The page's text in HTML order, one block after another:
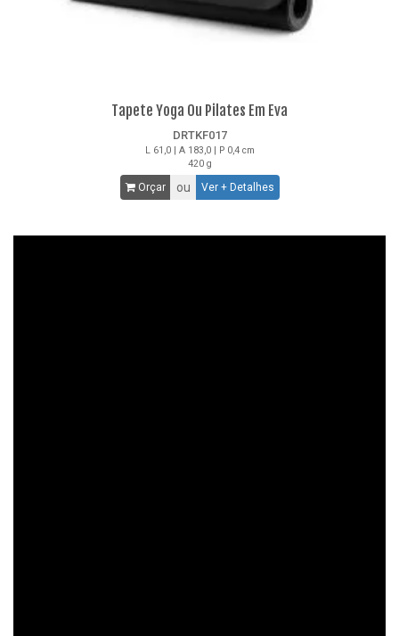
Tapete Yoga Ou Pilates Em Eva
DRTKF017
L 61,0 | A 183,0 | P 0,4 cm
420 g
Orçar ou Ver + Detalhes